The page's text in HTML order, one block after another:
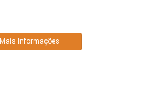
Mais Informações